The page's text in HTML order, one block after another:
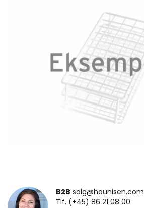
B2B salg@hounisen.com
Tlf. (+45) 86 21 08 00